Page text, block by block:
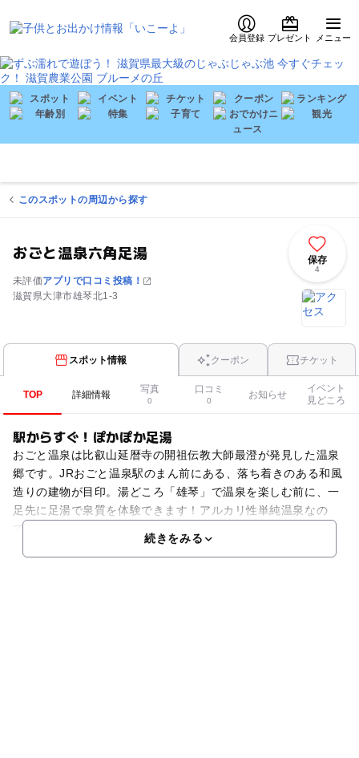
会員登録 プレゼント メニュー
このスポットの周辺から探す
おごと温泉六角足湯
未評価アプリで口コミ投稿！
滋賀県大津市雄琴北1-3
保存
4
スポット情報 クーポン チケット
TOP 詳細情報 写真
0
口コミ
0
お知らせ
イベント
見どころ
駅からすぐ！ぽかぽか足湯
おごと温泉は比叡山延暦寺の開祖伝教大師最澄が発見した温泉
郷です。JRおごと温泉駅のまん前にある、落ち着きのある和風
造りの建物が目印。湯どころ「雄琴」で温泉を楽しむ前に、一
足先に足湯で泉質を体験できます！アルカリ性単純温泉なの
で、すべすべしっとりな美肌効果が期待できます。
続きをみる